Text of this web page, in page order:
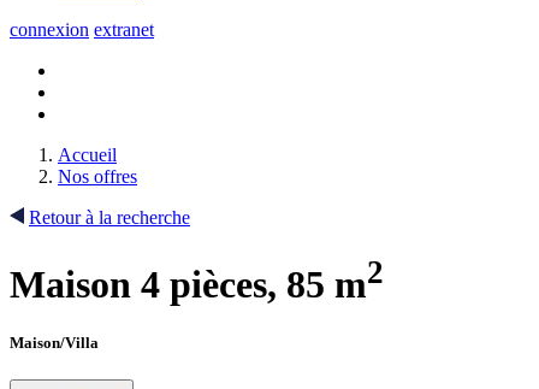
connexion extranet
Accueil
Nos offres
Retour à la recherche
Maison 4 pièces, 85 m2
Maison/Villa